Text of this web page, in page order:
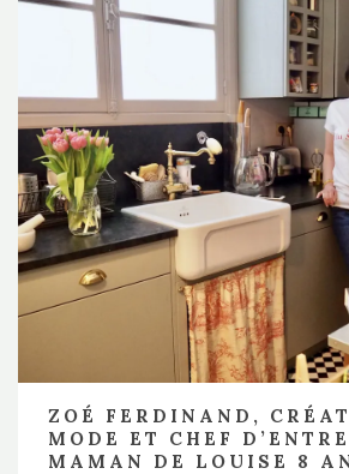
ZOÉ FERDINAND,
MODE ET CHEF
MAMAN DE LOUISE 8